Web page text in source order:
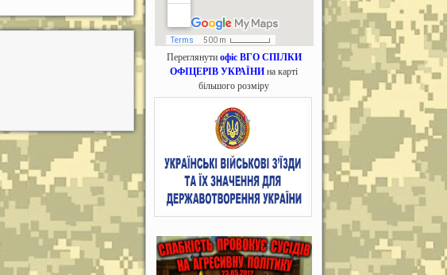
Переглянути офіс ВГО СПІЛКИ
ОФІЦЕРІВ УКРАЇНИ на карті
більшого розміру